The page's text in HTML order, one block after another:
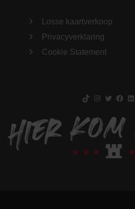
Losse kaartverkoop
Privacyverklaring
Cookie Statement